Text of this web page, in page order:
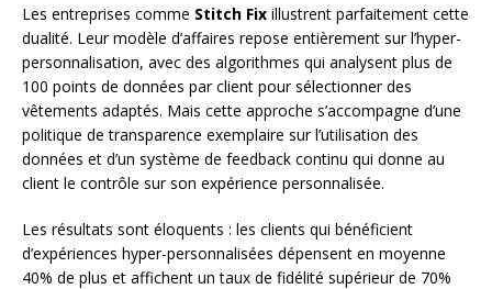
Les entreprises comme Stitch Fix illustrent parfaitement cette
dualité. Leur modèle d’affaires repose entièrement sur l’hyper-
personnalisation, avec des algorithmes qui analysent plus de
100 points de données par client pour sélectionner des
vêtements adaptés. Mais cette approche s’accompagne d’une
politique de transparence exemplaire sur l’utilisation des
données et d’un système de feedback continu qui donne au
client le contrôle sur son expérience personnalisée.
Les résultats sont éloquents : les clients qui bénéficient
d’expériences hyper-personnalisées dépensent en moyenne
40% de plus et affichent un taux de fidélité supérieur de 70%